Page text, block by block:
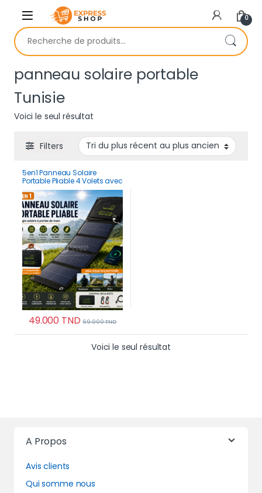
Skip to navigation
Skip to content
0
Recherche pour :
panneau solaire portable
Tunisie
Voici le seul résultat
Filters
5en1 Panneau Solaire
Portable Pliable 4 Volets avec
USB – Chargeur Solaire
Haute Puissance
49.000 TND 69.000TND
Voici le seul résultat
A Propos
Avis clients
Qui somme nous